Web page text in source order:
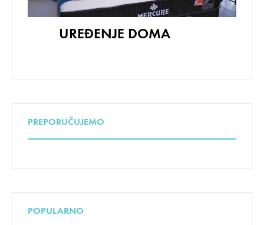
UREĐENJE DOMA
PREPORUČUJEMO
POPULARNO